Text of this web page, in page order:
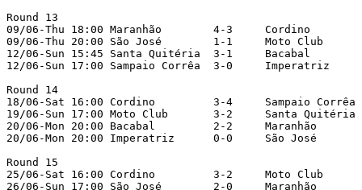
Round 13
09/06-Thu 18:00	Maranhão	4-3	Cordino
09/06-Thu 20:00	São José	1-1	Moto Club
12/06-Sun 15:45	Santa Quitéria	3-1	Bacabal
12/06-Sun 17:00	Sampaio Corrêa	3-0	Imperatriz
Round 14
18/06-Sat 16:00	Cordino	        3-4	Sampaio Corrêa
19/06-Sun 17:00	Moto Club	3-2	Santa Quitéria
20/06-Mon 20:00	Bacabal	        2-2	Maranhão
20/06-Mon 20:00	Imperatriz	0-0	São José
Round 15
25/06-Sat 16:00	Cordino	        3-2	Moto Club
26/06-Sun 17:00	São José	2-0	Maranhão